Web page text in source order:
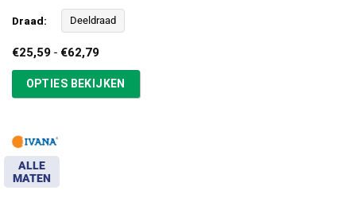
Draad: Deeldraad
€25,59 - €62,79Prijsklasse:
tot
€62,79
OPTIES BEKIJKEN
ALLE
MATEN